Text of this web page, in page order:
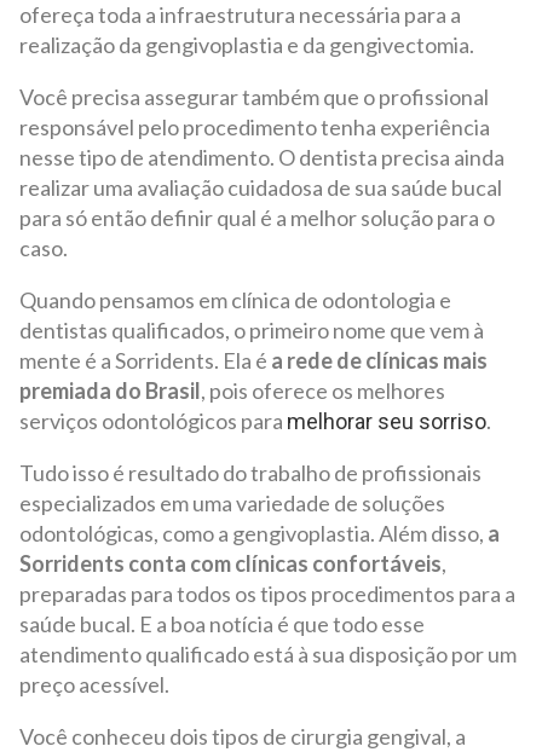
ofereça toda a infraestrutura necessária para a
realização da gengivoplastia e da gengivectomia.
Você precisa assegurar também que o profissional
responsável pelo procedimento tenha experiência
nesse tipo de atendimento. O dentista precisa ainda
realizar uma avaliação cuidadosa de sua saúde bucal
para só então definir qual é a melhor solução para o
caso.
Quando pensamos em clínica de odontologia e
dentistas qualificados, o primeiro nome que vem à
mente é a Sorridents. Ela é a rede de clínicas mais
premiada do Brasil, pois oferece os melhores
serviços odontológicos para melhorar seu sorriso.
Tudo isso é resultado do trabalho de profissionais
especializados em uma variedade de soluções
odontológicas, como a gengivoplastia. Além disso, a
Sorridents conta com clínicas confortáveis,
preparadas para todos os tipos procedimentos para a
saúde bucal. E a boa notícia é que todo esse
atendimento qualificado está à sua disposição por um
preço acessível.
Você conheceu dois tipos de cirurgia gengival, a